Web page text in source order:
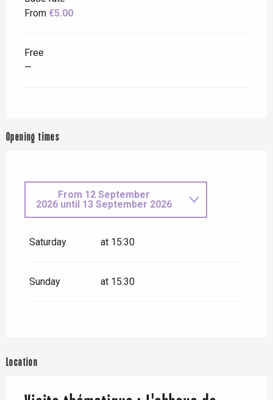
From €5.00
Free
—
Opening times
From 12 September
2026 until 13 September 2026
2026until 27 September 2026
Saturday at 15:30
Sunday at 15:30
Location